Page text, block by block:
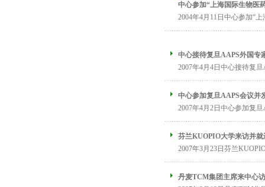
中心参加“上海国际生物医
2004年4月11日中心参加“
中心接待复旦AAPS外国专
2007年4月4日中心接待复
中心参加复旦AAPS会议并
2007年4月2日中心参加复
芬兰KUOPIO大学来访并
2007年3月23日芬兰
丹麦TCM集团主席来中心